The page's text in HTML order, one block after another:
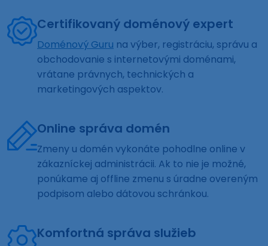
Certifikovaný doménový expert
Doménový Guru na výber, registráciu, správu a
obchodovanie s internetovými doménami,
vrátane právnych, technických a
marketingových aspektov.
Online správa domén
Zmeny u domén vykonáte pohodlne online v
zákazníckej administrácii. Ak to nie je možné,
ponúkame aj offline zmenu s úradne overeným
podpisom alebo dátovou schránkou.
Komfortná správa služieb